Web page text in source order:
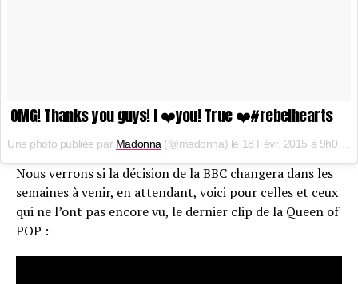
OMG! Thanks you guys! I ❤️you! True ❤️#rebelhearts
Une photo publiée par Madonna (@madonna) le 18 Févr. 2015 à 9h04 PST
Nous verrons si la décision de la BBC changera dans les
semaines à venir, en attendant, voici pour celles et ceux
qui ne l’ont pas encore vu, le dernier clip de la Queen of
POP :